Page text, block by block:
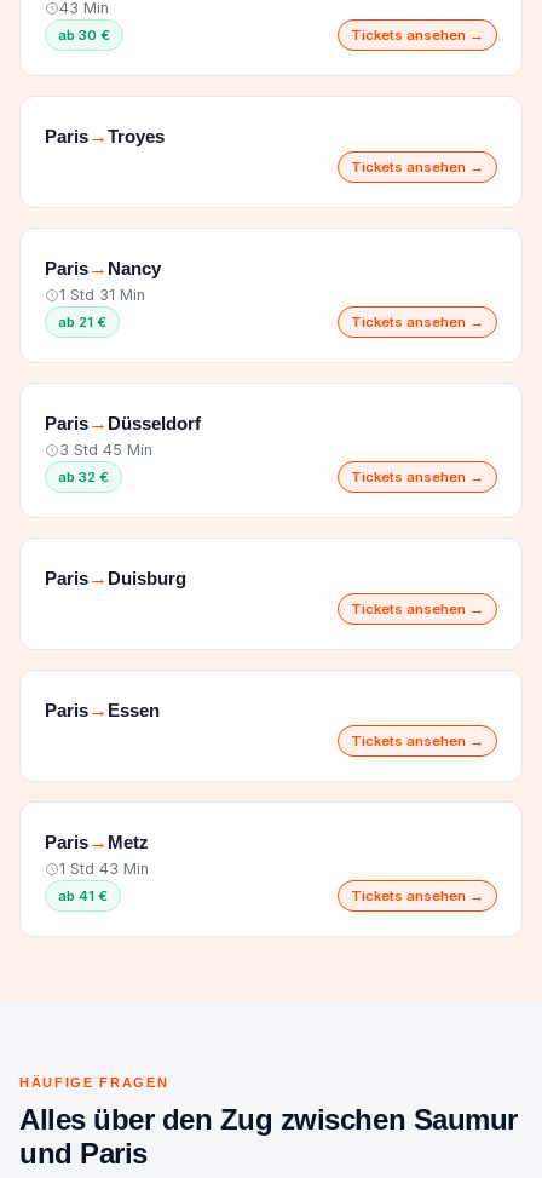
43 Min
ab 30 € Tickets ansehen →
Paris→Troyes
Tickets ansehen →
Paris→ Nancy
1 Std 31 Min
ab 21 € Tickets ansehen →
Paris→ Düsseldorf
3 Std 45 Min
ab 32 € Tickets ansehen →
Paris→ Duisburg
Tickets ansehen →
Paris→ Essen
Tickets ansehen →
Paris→ Metz
1 Std 43 Min
ab 41 € Tickets ansehen →
HÄUFIGE FRAGEN
Alles über den Zug zwischen Saumur
und Paris